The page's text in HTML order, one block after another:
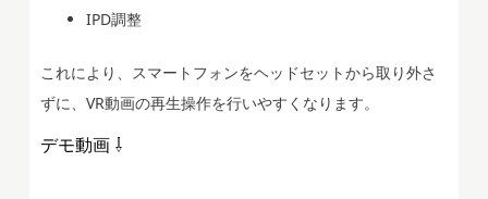
IPD調整
これにより、スマートフォンをヘッドセットから取り外さ
ずに、VR動画の再生操作を行いやすくなります。
デモ動画 ⇩